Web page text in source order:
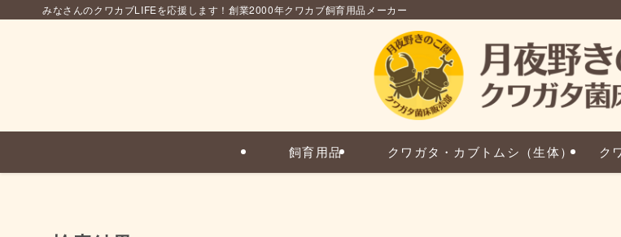
みなさんのクワカブLIFEを応援します！創業2000年クワカブ飼育用品メーカー
飼育用品 クワガタ・カブトムシ（生体） ク